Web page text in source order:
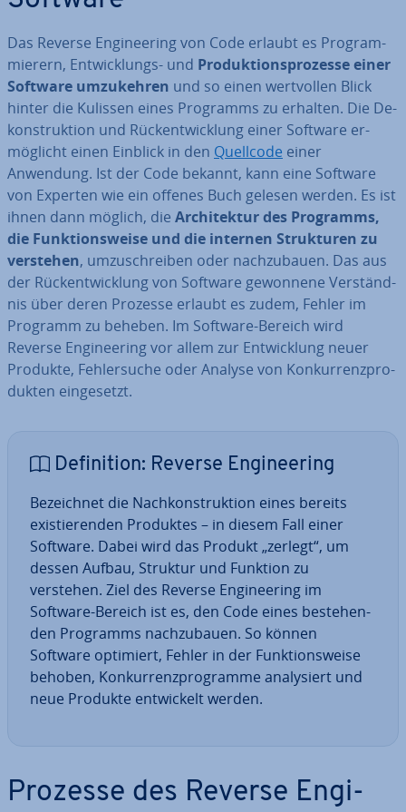
Das Reverse En­gi­nee­ring von Code erlaubt es Pro­gram­
mie­rern, Ent­wick­lungs- und Pro­duk­ti­ons­pro­zes­se einer
Software um­zu­keh­ren und so einen wert­vol­len Blick
hinter die Kulissen eines Programms zu erhalten. Die De­
kon­struk­ti­on und Rück­ent­wick­lung einer Software er­
mög­licht einen Einblick in den Quellcode einer
Anwendung. Ist der Code bekannt, kann eine Software
von Experten wie ein offenes Buch gelesen werden. Es ist
ihnen dann möglich, die Ar­chi­tek­tur des Programms,
die Funk­ti­ons­wei­se und die internen Struk­tu­ren zu
verstehen, um­zu­schrei­ben oder nach­zu­bau­en. Das aus
der Rück­ent­wick­lung von Software gewonnene Ver­ständ­
nis über deren Prozesse erlaubt es zudem, Fehler im
Programm zu beheben. Im Software-Bereich wird
Reverse En­gi­nee­ring vor allem zur Ent­wick­lung neuer
Produkte, Feh­ler­su­che oder Analyse von Kon­kur­renz­pro­
duk­ten ein­ge­setzt.
De­fi­ni­ti­on: Reverse En­gi­nee­ring
Be­zeich­net die Nach­kon­struk­ti­on eines bereits
exis­tie­ren­den Produktes – in diesem Fall einer
Software. Dabei wird das Produkt „zerlegt“, um
dessen Aufbau, Struktur und Funktion zu
verstehen. Ziel des Reverse En­gi­nee­ring im
Software-Bereich ist es, den Code eines be­stehen­
den Programms nach­zu­bau­en. So können
Software optimiert, Fehler in der Funk­ti­ons­wei­se
behoben, Kon­kur­renz­pro­gram­me ana­ly­siert und
neue Produkte ent­wi­ckelt werden.
Prozesse des Reverse En­gi­